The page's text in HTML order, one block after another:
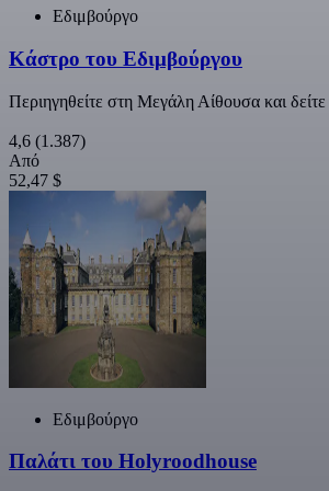
Εδιμβούργο
Κάστρο του Εδιμβούργου
Περιηγηθείτε στη Μεγάλη Αίθουσα και
4,6 (1.387)
Από
52,47 $
Εδιμβούργο
Παλάτι του Holyroodhouse